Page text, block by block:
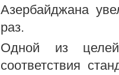
Азербайджана
раз.
Одной из целей
соответствия